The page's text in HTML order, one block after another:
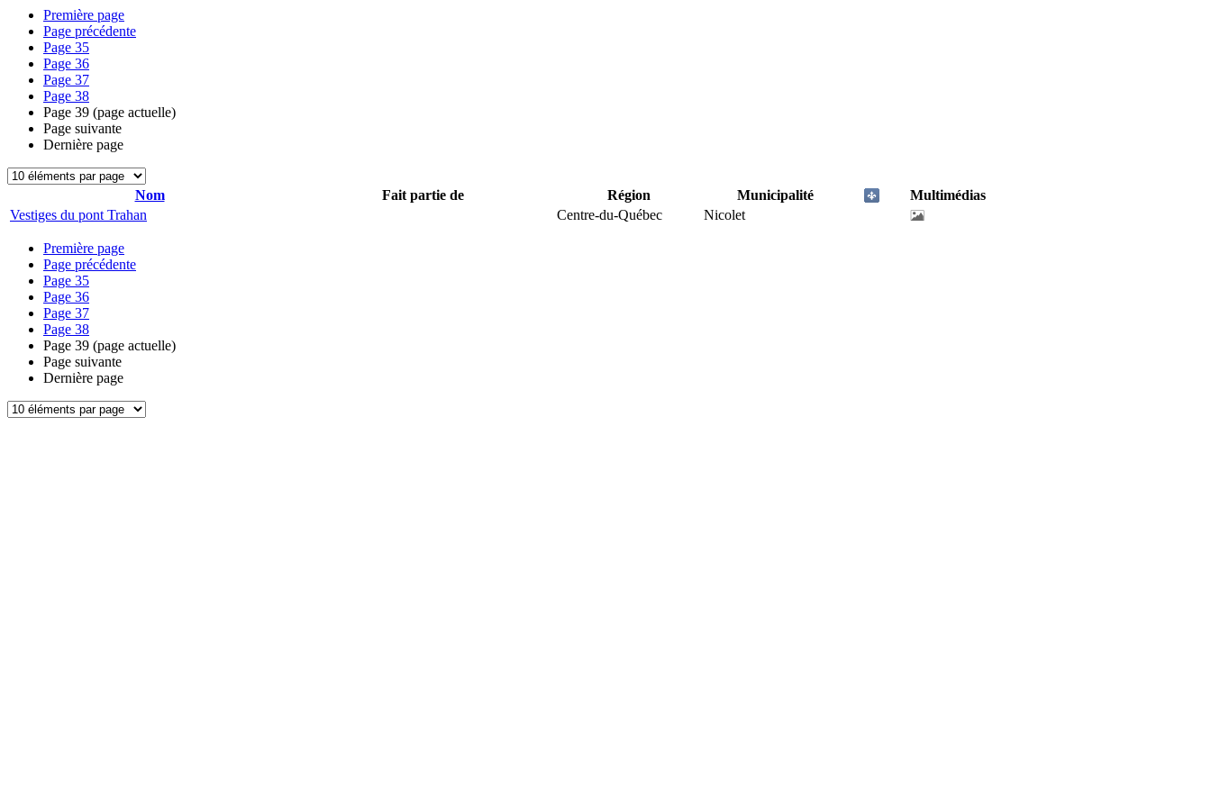
Première page
Page précédente
Page 35
Page 36
Page 37
Page 38
Page 39 (page actuelle)
Page suivante
Dernière page
Nom Fait partie de Région Municipalité
Multimédias
Vestiges du pont Trahan
Centre-du-Québec Nicolet
Première page
Page précédente
Page 35
Page 36
Page 37
Page 38
Page 39 (page actuelle)
Page suivante
Dernière page